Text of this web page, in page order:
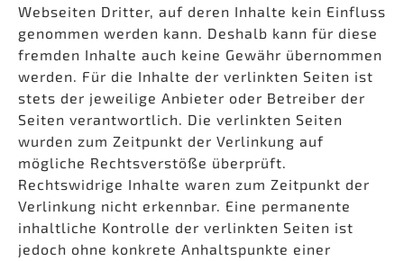
Webseiten Dritter, auf deren Inhalte kein Einfluss
genommen werden kann. Deshalb kann für diese
fremden Inhalte auch keine Gewähr übernommen
werden. Für die Inhalte der verlinkten Seiten ist
stets der jeweilige Anbieter oder Betreiber der
Seiten verantwortlich. Die verlinkten Seiten
wurden zum Zeitpunkt der Verlinkung auf
mögliche Rechtsverstöße überprüft.
Rechtswidrige Inhalte waren zum Zeitpunkt der
Verlinkung nicht erkennbar. Eine permanente
inhaltliche Kontrolle der verlinkten Seiten ist
jedoch ohne konkrete Anhaltspunkte einer